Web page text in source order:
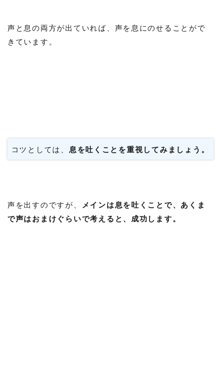
声と息の両方が出ていれば、声を息にのせることがで
きています。
コツとしては、 息を吐くことを重視してみましょう。
声を出すのですが、
メインは息を吐くことで、あくま
で声はおまけぐらいで考えると、成功します。